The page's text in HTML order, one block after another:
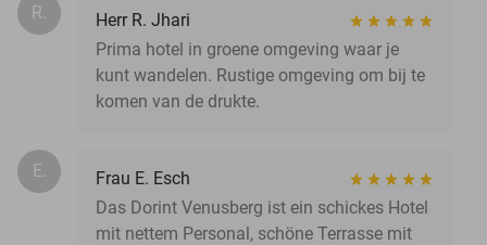
R.
Herr R. Jhari
Prima hotel in groene omgeving waar je
kunt wandelen. Rustige omgeving om bij te
komen van de drukte.
E.
Frau E. Esch
Das Dorint Venusberg ist ein schickes Hotel
mit nettem Personal, schöne Terrasse mit